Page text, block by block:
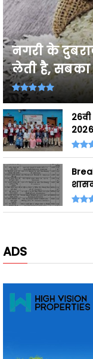
नगरी के
लेती है, सबका
ADS